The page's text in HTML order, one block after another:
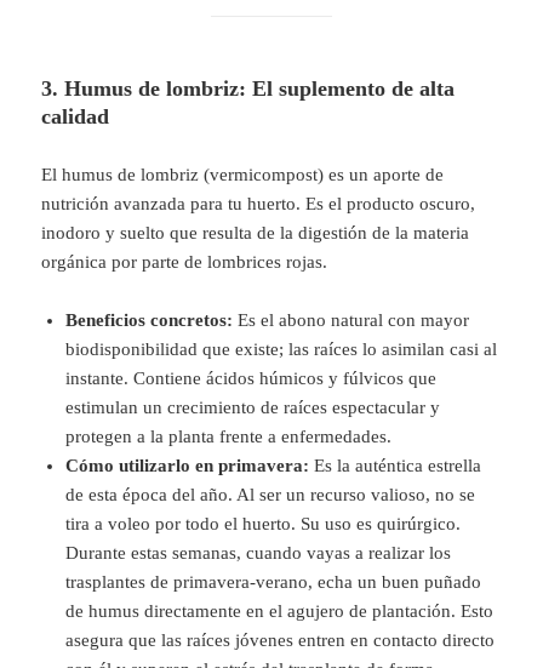
3. Humus de lombriz: El suplemento de alta
calidad
El humus de lombriz (vermicompost) es un aporte de
nutrición avanzada para tu huerto. Es el producto oscuro,
inodoro y suelto que resulta de la digestión de la materia
orgánica por parte de lombrices rojas.
Beneficios concretos: Es el abono natural con mayor
biodisponibilidad que existe; las raíces lo asimilan casi al
instante. Contiene ácidos húmicos y fúlvicos que
estimulan un crecimiento de raíces espectacular y
protegen a la planta frente a enfermedades.
Cómo utilizarlo en primavera: Es la auténtica estrella
de esta época del año. Al ser un recurso valioso, no se
tira a voleo por todo el huerto. Su uso es quirúrgico.
Durante estas semanas, cuando vayas a realizar los
trasplantes de primavera-verano, echa un buen puñado
de humus directamente en el agujero de plantación. Esto
asegura que las raíces jóvenes entren en contacto directo